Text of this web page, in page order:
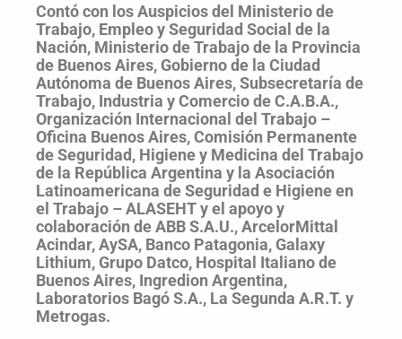
Contó con los Auspicios del Ministerio de
Trabajo, Empleo y Seguridad Social de la
Nación, Ministerio de Trabajo de la Provincia
de Buenos Aires, Gobierno de la Ciudad
Autónoma de Buenos Aires, Subsecretaría de
Trabajo, Industria y Comercio de C.A.B.A.,
Organización Internacional del Trabajo –
Oficina Buenos Aires, Comisión Permanente
de Seguridad, Higiene y Medicina del Trabajo
de la República Argentina y la Asociación
Latinoamericana de Seguridad e Higiene en
el Trabajo – ALASEHT y el apoyo y
colaboración de ABB S.A.U., ArcelorMittal
Acindar, AySA, Banco Patagonia, Galaxy
Lithium, Grupo Datco, Hospital Italiano de
Buenos Aires, Ingredion Argentina,
Laboratorios Bagó S.A., La Segunda A.R.T. y
Metrogas.